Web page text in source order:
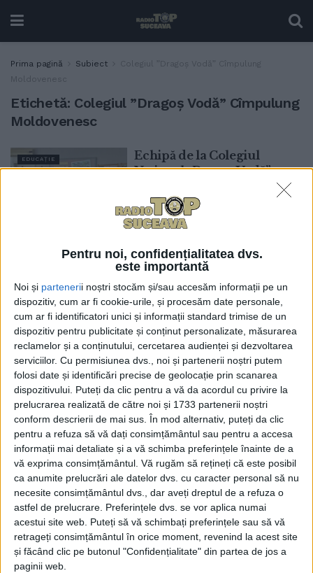
Pentru noi, confidențialitatea dvs.
este importantă
Noi și partenerii noștri stocăm și/sau accesăm informații pe un
dispozitiv, cum ar fi cookie-urile, și procesăm date personale,
cum ar fi identificatori unici și informații standard trimise de un
dispozitiv pentru publicitate și conținut personalizate, măsurarea
reclamelor și a conținutului, cercetarea audienței și dezvoltarea
serviciilor. Cu permisiunea dvs., noi și partenerii noștri putem
folosi date și identificări precise de geolocație prin scanarea
dispozitivului. Puteți da clic pentru a vă da acordul cu privire la
prelucrarea realizată de către noi și 1733 partenerii noștri
conform descrierii de mai sus. În mod alternativ, puteți da clic
pentru a refuza să vă dați consimțământul sau pentru a accesa
informații mai detaliate și a vă schimba preferințele înainte de a
vă exprima consimțământul. Vă rugăm să rețineți că este posibil
ca anumite prelucrări ale datelor dvs. cu caracter personal să nu
necesite consimțământul dvs., dar aveți dreptul de a refuza o
astfel de prelucrare. Preferințele dvs. se vor aplica numai
acestui site web. Puteți să vă schimbați preferințele sau să vă
retrageți consimțământul în orice moment, revenind la acest site
și făcând clic pe butonul "Confidențialitate" din partea de jos a
paginii web.
Prima pagină Subiect
Colegiul ”Dragoș Vodă” Cîmpulung
Moldovenesc
Etichetă: Colegiul ”Dragoș Vodă” Cîmpulung
Moldovenesc
EDUCAȚIE
Echipă de la Colegiul
Național „Dragoș Vodă”
Cîmpulung Moldovenesc,
locul I la un concurs
național antidrog
În ditamai județul Suceava
chiar nu se găsesc 5.000 de
euro pentru un elev care
vrea să învețe mai mult?
21 MAI, 2024
TABLETA ZILEI
Cîmpulungul Colegiului
Militar și al Colegiului
”Dragoș Vodă”, dar și al
Colegiului Silvic
”Bucovina”
17 MAI, 2024
ACTUALITATE
Ștefan Hău, elev olimpic din
Cîmpulung Moldovenesc, a
fost acceptat la un liceu
internațional din Armenia,
vrea să facă o facultate în
străinătate și intenționează
să revină în România după